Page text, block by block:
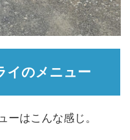
イのメニュー
ーはこんな感じ。